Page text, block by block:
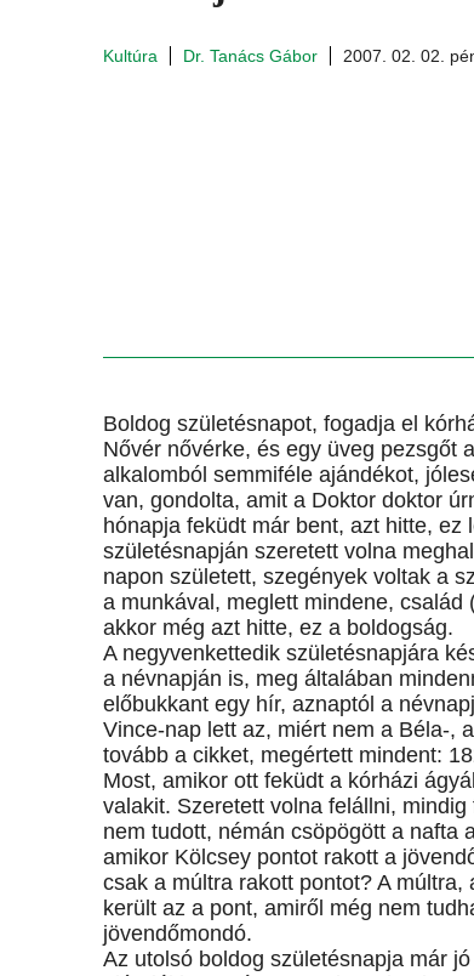
Kultúra Dr. Tanács Gábor 2007. 02. 02.
Boldog születésnapot, fogadja el
Nővér nővérke, és egy üveg pezsgőt
alkalomból semmiféle ajándékot,
van, gondolta, amit a Doktor doktor
hónapja feküdt már bent, azt hitte,
születésnapján szeretett volna
napon született, szegények voltak a
a munkával, meglett mindene,
akkor még azt hitte, ez a boldogság.
A negyvenkettedik születésnapjára
a névnapján is, meg általában
előbukkant egy hír, aznaptól a
Vince-nap lett az, miért nem a Béla-,
tovább a cikket, megértett mindent:
Most, amikor ott feküdt a kórházi
valakit. Szeretett volna felállni,
nem tudott, némán csöpögött a nafta
amikor Kölcsey pontot rakott a
csak a múltra rakott pontot? A
került az a pont, amiről még nem
jövendőmondó.
Az utolsó boldog születésnapja már